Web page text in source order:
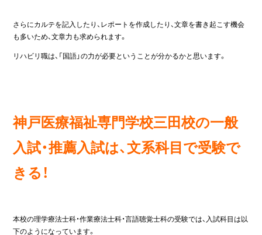
さらにカルテを記入したり、レポートを作成したり、文章を書き起こす機会
も多いため、文章力も求められます。
リハビリ職は、「国語」の力が必要ということが分かるかと思います。
神戸医療福祉専門学校三田校の一般
入試・推薦入試は、文系科目で受験で
きる！
本校の理学療法士科・作業療法士科・言語聴覚士科の受験では、入試科目は以
下のようになっています。